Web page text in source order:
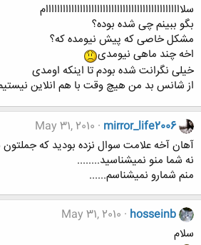
سلاااااااااااااااااااااااااااااااااااااااااااااااام
بگو ببینم چی شده بوده؟
مشکل خاصی که پیش نیومده که؟
اخه چند ماهی نیومدی
خیلی نگرانت شده بودم تا اینکه اومدی
از شانس بد من هیچ وقت با هم انلاین
mirror_life2006
May 31, 2010
آهان آخه علامت سوال نزده بودید که
نه شما منو نمیشناسید........
منم شمارو نمیشناسم......
hosseinb
May 31, 2010
سلام